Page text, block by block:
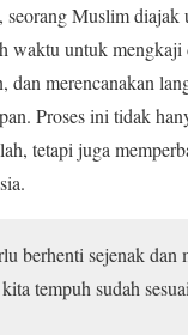
Muslim diajak
waktu untuk mengkaji
dan merencanakan
Proses ini tidak
tetapi juga
berhenti sejenak dan
tempuh sudah